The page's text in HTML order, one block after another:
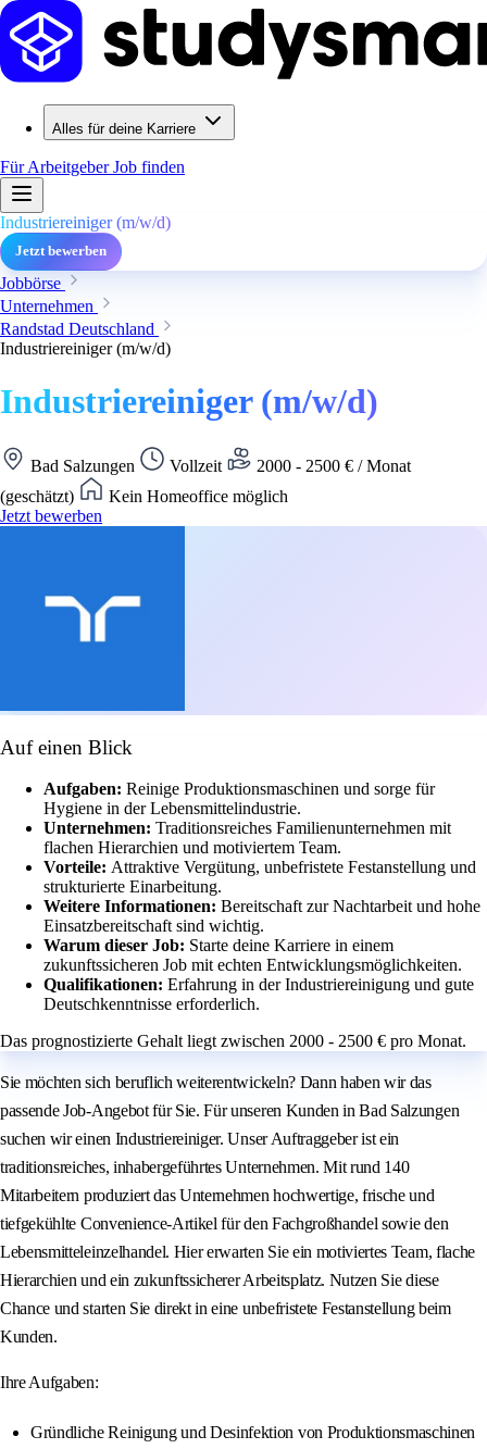
Alles für deine Karriere
Für ArbeitgeberJob finden
Industriereiniger (m/w/d)
Jetzt bewerben
Jobbörse
Unternehmen
Randstad Deutschland
Industriereiniger (m/w/d)
Industriereiniger (m/w/d)
Bad Salzungen Vollzeit
2000 - 2500 € / Monat
(geschätzt)
Kein Homeoffice möglich
Jetzt bewerben
Auf einen Blick
Aufgaben: Reinige Produktionsmaschinen und sorge für
Hygiene in der Lebensmittelindustrie.
Unternehmen: Traditionsreiches Familienunternehmen mit
flachen Hierarchien und motiviertem Team.
Vorteile: Attraktive Vergütung, unbefristete Festanstellung und
strukturierte Einarbeitung.
Weitere Informationen: Bereitschaft zur Nachtarbeit und hohe
Einsatzbereitschaft sind wichtig.
Warum dieser Job: Starte deine Karriere in einem
zukunftssicheren Job mit echten Entwicklungsmöglichkeiten.
Qualifikationen: Erfahrung in der Industriereinigung und gute
Deutschkenntnisse erforderlich.
Das prognostizierte Gehalt liegt zwischen 2000 - 2500 € pro Monat.
Sie möchten sich beruflich weiterentwickeln? Dann haben wir das
passende Job-Angebot für Sie. Für unseren Kunden in Bad Salzungen
suchen wir einen Industriereiniger. Unser Auftraggeber ist ein
traditionsreiches, inhabergeführtes Unternehmen. Mit rund 140
Mitarbeitern produziert das Unternehmen hochwertige, frische und
tiefgekühlte Convenience-Artikel für den Fachgroßhandel sowie den
Lebensmitteleinzelhandel. Hier erwarten Sie ein motiviertes Team, flache
Hierarchien und ein zukunftssicherer Arbeitsplatz. Nutzen Sie diese
Chance und starten Sie direkt in eine unbefristete Festanstellung beim
Kunden.
Ihre Aufgaben:
Gründliche Reinigung und Desinfektion von Produktionsmaschinen